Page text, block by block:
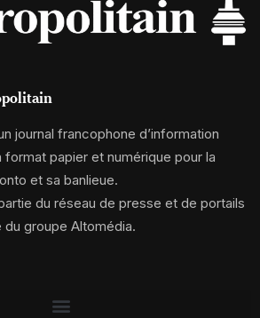
journal francophone d’information
papier et numérique pour la
et sa banlieue.
du réseau de presse et de portails
du groupe Altomédia.